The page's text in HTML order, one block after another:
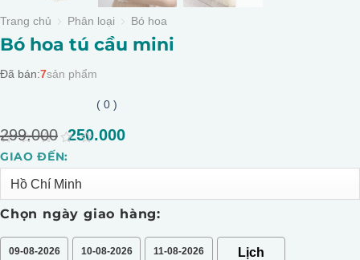
Trang chủ Phân loại Bó hoa
Bó hoa tú cầu mini
Đã bán:7sản phẩm
0
out
of
5
( 0 )
299.000 Giá
là:
299.000.
250.000
tại
250.000.
GIAO ĐẾN:
Chọn ngày giao hàng:
09-08-2026 10-08-2026 11-08-2026
Alternative: